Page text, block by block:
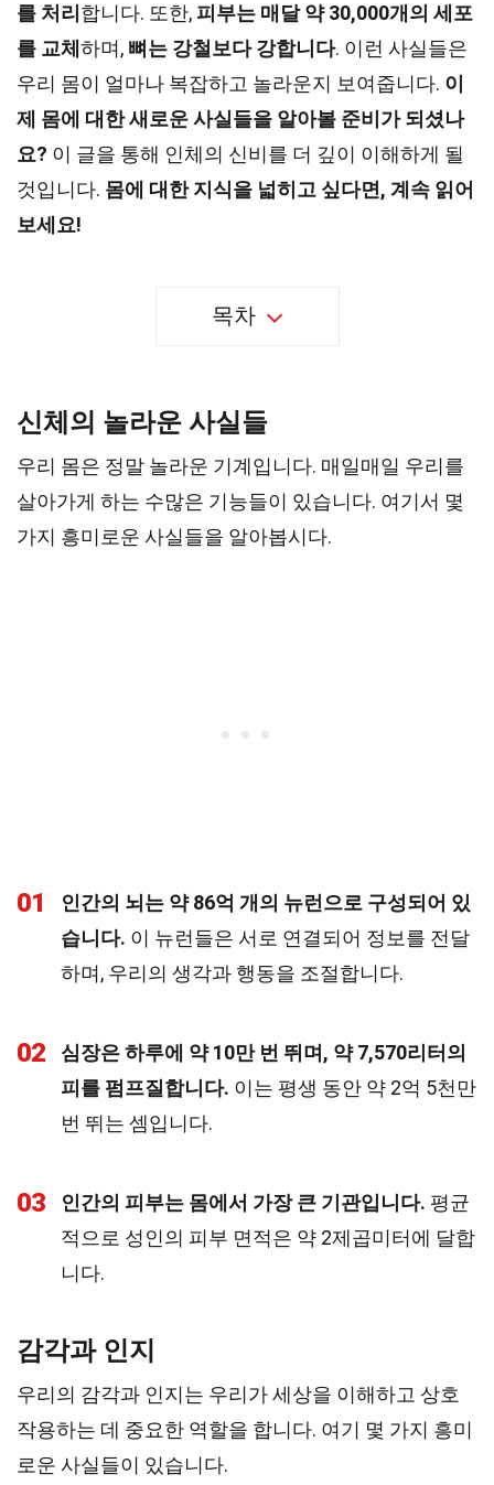
를 처리 합니다. 또한, 피부는 매달 약 30,000개의 세포
를 교체 하며, 뼈는 강철보다 강합니다. 이런 사실들은
우리 몸이 얼마나 복잡하고 놀라운지 보여줍니다. 이
제 몸에 대한 새로운 사실들을 알아볼 준비가 되셨나
요? 이 글을 통해 인체의 신비를 더 깊이 이해하게 될
것입니다. 몸에 대한 지식을 넓히고 싶다면, 계속 읽어
보세요!
목차
신체의 놀라운 사실들
우리 몸은 정말 놀라운 기계입니다. 매일매일 우리를
살아가게 하는 수많은 기능들이 있습니다. 여기서 몇
가지 흥미로운 사실들을 알아봅시다.
01
인간의 뇌는 약 86억 개의 뉴런으로 구성되어 있
습니다. 이 뉴런들은 서로 연결되어 정보를 전달
하며, 우리의 생각과 행동을 조절합니다.
02
심장은 하루에 약 10만 번 뛰며, 약 7,570리터의
피를 펌프질합니다. 이는 평생 동안 약 2억 5천만
번 뛰는 셈입니다.
03 인간의 피부는 몸에서 가장 큰 기관입니다. 평균
적으로 성인의 피부 면적은 약 2제곱미터에 달합
니다.
감각과 인지
우리의 감각과 인지는 우리가 세상을 이해하고 상호
작용하는 데 중요한 역할을 합니다. 여기 몇 가지 흥미
로운 사실들이 있습니다.